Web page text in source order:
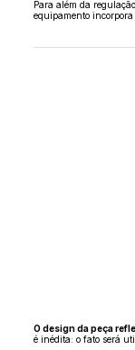
Para além da
equipamento
O design da peça
é inédita: o fato será